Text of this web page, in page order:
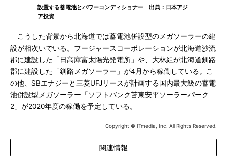
設置する蓄電池とパワーコンディショナー 出典：日本アジ
ア投資
こうした背景から北海道では蓄電池併設型のメガソーラーの建
設が相次いでいる。フージャースコーポレーションが北海道沙流
郡に建設した「日高庫富太陽光発電所」や、大林組が北海道釧路
郡に建設した「釧路メガソーラー」が4月から稼働している。こ
の他、SBエナジーと三菱UFJリースが計画する国内最大級の蓄電
池併設型メガソーラー「ソフトバンク苫東安平ソーラーパーク
2」が2020年度の稼働を予定している。
Copyright © ITmedia, Inc. All Rights Reserved.
関連情報